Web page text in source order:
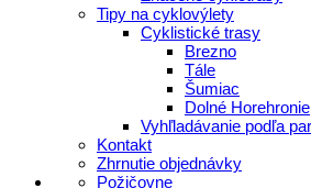
Tipy na cyklovýlety
Cyklistické trasy
Brezno
Tále
Šumiac
Dolné Horehronie
Vyhľladávanie podľa
Kontakt
Zhrnutie objednávky
Požičovne